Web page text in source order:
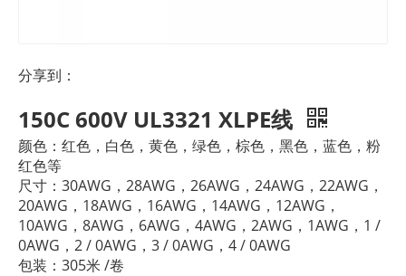
分享到：
150C 600V UL3321 XLPE线
颜色：红色，白色，黄色，绿色，棕色，黑色，蓝色，粉
红色等
尺寸：30AWG，28AWG，26AWG，24AWG，22AWG，
20AWG，18AWG，16AWG，14AWG，12AWG，
10AWG，8AWG，6AWG，4AWG，2AWG，1AWG，1 /
0AWG，2 / 0AWG，3 / 0AWG，4 / 0AWG
包装：305米 /卷